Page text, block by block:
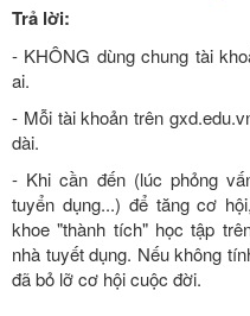
Trả lời:
- KHÔNG dùng chung tài
ai.
- Mỗi tài khoản trên
dài.
- Khi cần đến (lúc phỏng
tuyển dụng...) để tăng cơ
khoe "thành tích" học tập
nhà tuyết dụng. Nếu không
đã bỏ lỡ cơ hội cuộc đời.